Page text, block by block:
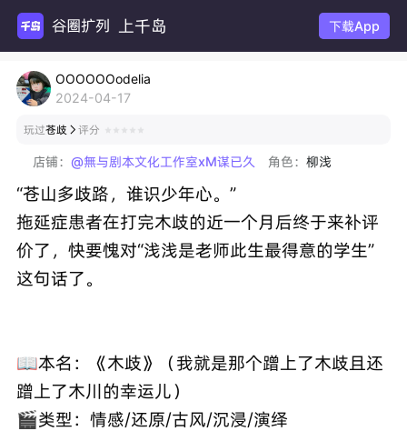
谷 上千岛 下载App
OOOOOOodelia
2024-04-17
玩过苍歧  评分
店铺： @無与剧本文化工作室xM谋已久 角色：柳浅
“苍山多歧路，谁识少年心。”
拖延症患者在打完木歧的近一个月后终于来补评
价了，快要愧对“浅浅是老师此生最得意的学生”
这句话了。
📖本名：《木歧》（我就是那个蹭上了木歧且还
蹭上了木川的幸运儿）
🎬类型：情感/还原/古风/沉浸/演绎